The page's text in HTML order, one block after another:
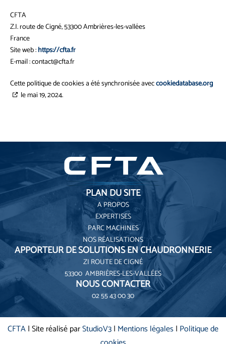
CFTA
Z.I. route de Cigné, 53300 Ambrières-les-vallées
France
Site web :https://cfta.fr
E-mail :contact@cfta.fr
Cette politique de cookies a été synchronisée aveccookiedatabase.org
le mai 19, 2024.
PLAN DU SITE
A PROPOS
EXPERTISES
PARC MACHINES
NOS RÉALISATIONS
APPORTEUR DE SOLUTIONS EN CHAUDRONNERIE
ZI ROUTE DE CIGNÉ
53300 AMBRIÈRES-LES-VALLÉES
NOUS CONTACTER
02 55 43 00 30
CFTA| Site réalisé parStudioV3| Mentions légales| Politique de